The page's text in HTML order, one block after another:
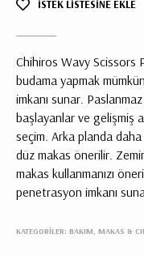
İSTEK LİSTESİNE EKLE
Chihiros Wavy Scissors
budama yapmak
imkanı sunar.
başlayanlar ve gelişmiş
seçim. Arka planda
düz makas önerilir.
makas kullanmanızı
penetrasyon imkanı
KATEGORİLER: BAKIM, MAKAS &